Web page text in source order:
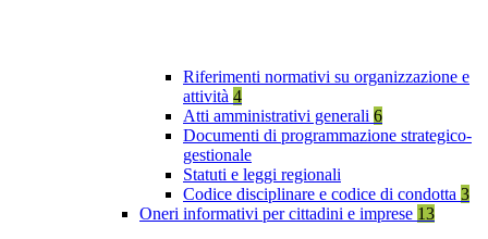
Riferimenti normativi su organizzazione e
attività 4
Atti amministrativi generali 6
Documenti di programmazione strategico-
gestionale
Statuti e leggi regionali
Codice disciplinare e codice di condotta 3
Oneri informativi per cittadini e imprese 13